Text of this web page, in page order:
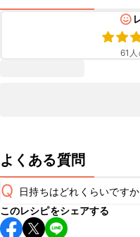
61
よくある質問
Q 日持ちはどれくらいですか
保存期間は冷蔵で当日中
このレシピをシェアする